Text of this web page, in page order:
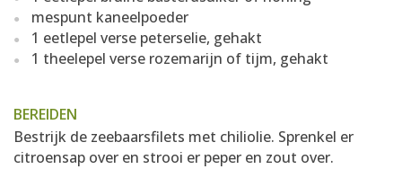
mespunt kaneelpoeder
1 eetlepel verse peterselie, gehakt
1 theelepel verse rozemarijn of tijm, gehakt
BEREIDEN
Bestrijk de zeebaarsfilets met chiliolie. Sprenkel er
citroensap over en strooi er peper en zout over.